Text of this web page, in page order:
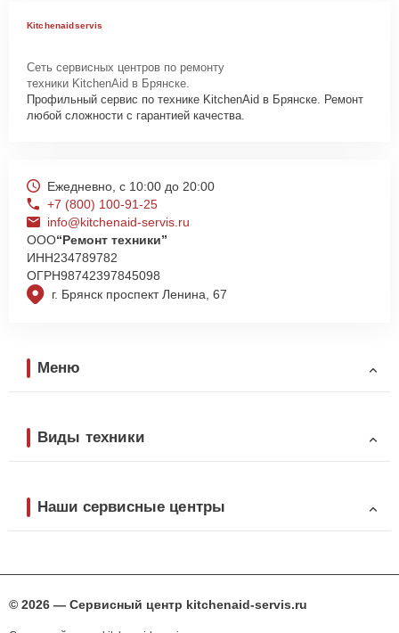
Kitchenaidservis
Сеть сервисных центров по ремонту
техники KitchenAid в Брянске.
Профильный сервис по технике KitchenAid в Брянске. Ремонт
любой сложности с гарантией качества.
г. Брянск проспект Ленина, 67
Ежедневно, с 10:00 до 20:00
+7 (800) 100-91-25
info@kitchenaid-servis.ru
ООО“Ремонт техники”
ИНН234789782
ОГРН98742397845098
Меню
Виды техники
Наши сервисные центры
© 2026 — Сервисный центр kitchenaid-servis.ru